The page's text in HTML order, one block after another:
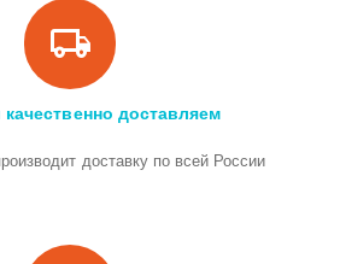
доставляем
доставку по всей России